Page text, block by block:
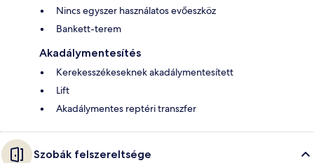
Nincs egyszer használatos evőeszköz
Bankett-terem
Akadálymentesítés
Kerekesszékeseknek akadálymentesített
Lift
Akadálymentes reptéri transzfer
Szobák felszereltsége